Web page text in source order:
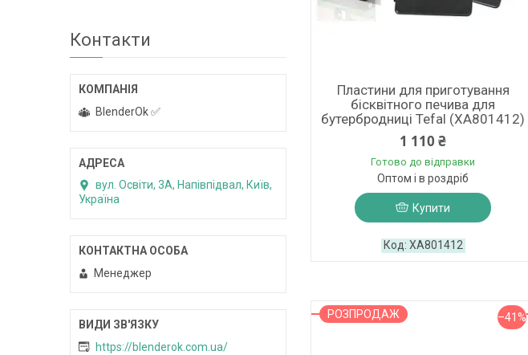
Пластини для приготування
бісквітного печива для
бутербродниці Tefal (XA801412)
1 110 ₴
Готово до відправки
Оптом і в роздріб
Купити
XA801412
РОЗПРОДАЖ –41%
Контакти
BlenderOk ✅
вул. Освіти, 3А, Напівпідвал, Київ,
Україна
Менеджер
https://blenderok.com.ua/